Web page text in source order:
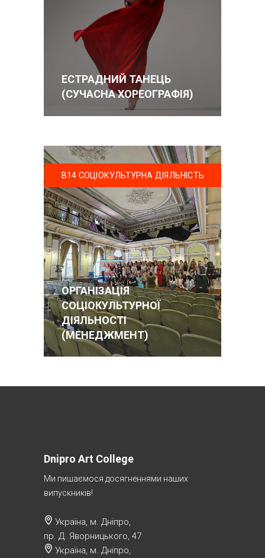
ЕСТРАДНИЙ ТАНЕЦЬ
(СУЧАСНА ХОРЕОГРАФІЯ)
В14 СОЦІОКУЛЬТУРНА ДІЯЛЬНІСТЬ
ОРГАНІЗАЦІЯ
СОЦІОКУЛЬТУРНОЇ
ДІЯЛЬНОСТІ
(МЕНЕДЖМЕНТ)
Dnipro Art College
Ми пишаємося досягненнями наших
випускників!
Україна, м. Дніпро,
пр. Д. Яворницького, 47
Україна, м. Дніпро,